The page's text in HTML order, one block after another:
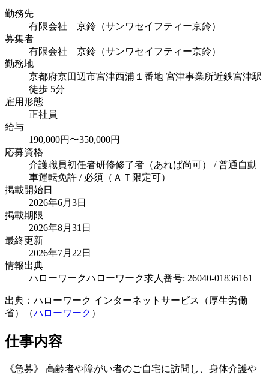
勤務先
有限会社 京鈴（サンワセイフティー京鈴）
募集者
有限会社 京鈴（サンワセイフティー京鈴）
勤務地
京都府京田辺市宮津西浦１番地 宮津事業所近鉄宮津駅
徒歩 5分
雇用形態
正社員
給与
190,000円〜350,000円
応募資格
介護職員初任者研修修了者（あれば尚可） / 普通自動
車運転免許 / 必須（ＡＴ限定可）
掲載開始日
2026年6月3日
掲載期限
2026年8月31日
最終更新
2026年7月22日
情報出典
ハローワークハローワーク求人番号: 26040-01836161
出典：ハローワーク インターネットサービス（厚生労働
省）（ハローワーク ）
仕事内容
《急募》 高齢者や障がい者のご自宅に訪問し、身体介護や